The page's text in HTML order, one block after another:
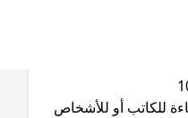
أو للأشخاص